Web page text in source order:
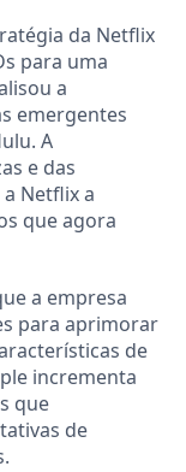
da Netflix
para uma
a
emergentes
A
e das
Netflix a
que agora
a empresa
para aprimorar
de
incrementa
que
de